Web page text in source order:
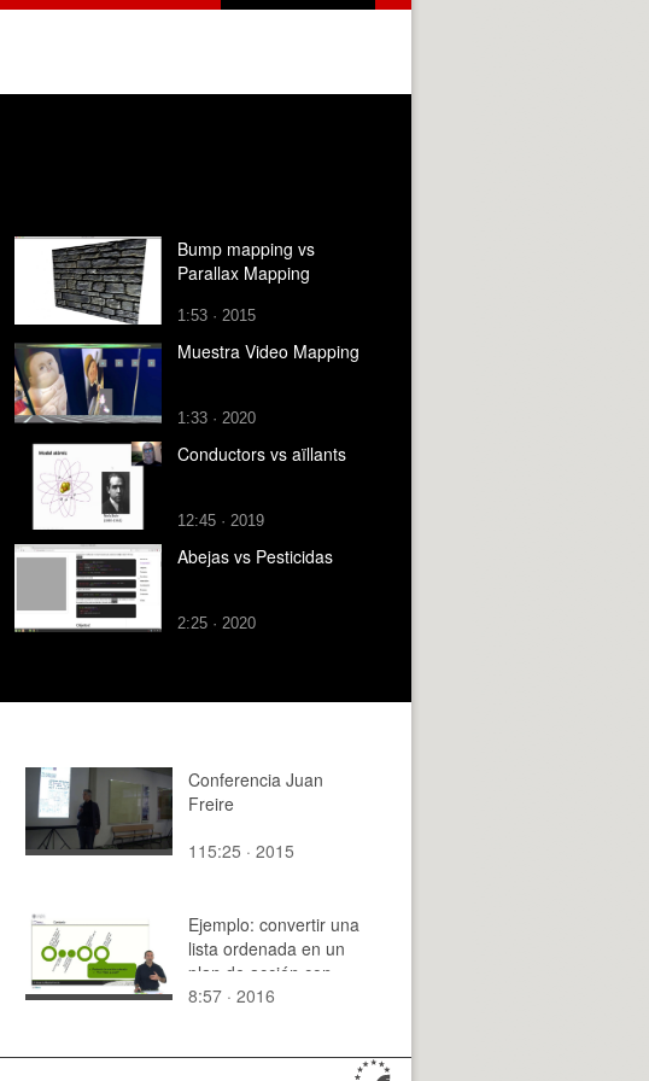
Bump mapping vs
Parallax Mapping
1:53 · 2015
Muestra Video Mapping
1:33 · 2020
Conductors vs aïllants
12:45 · 2019
Abejas vs Pesticidas
2:25 · 2020
Conferencia Juan
Freire
115:25 · 2015
Ejemplo: convertir una
lista ordenada en un
plan de acción con
"Lápiz y Papel"
8:57 · 2016